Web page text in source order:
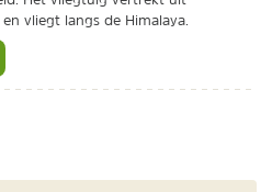
vliegt langs de Himalaya.